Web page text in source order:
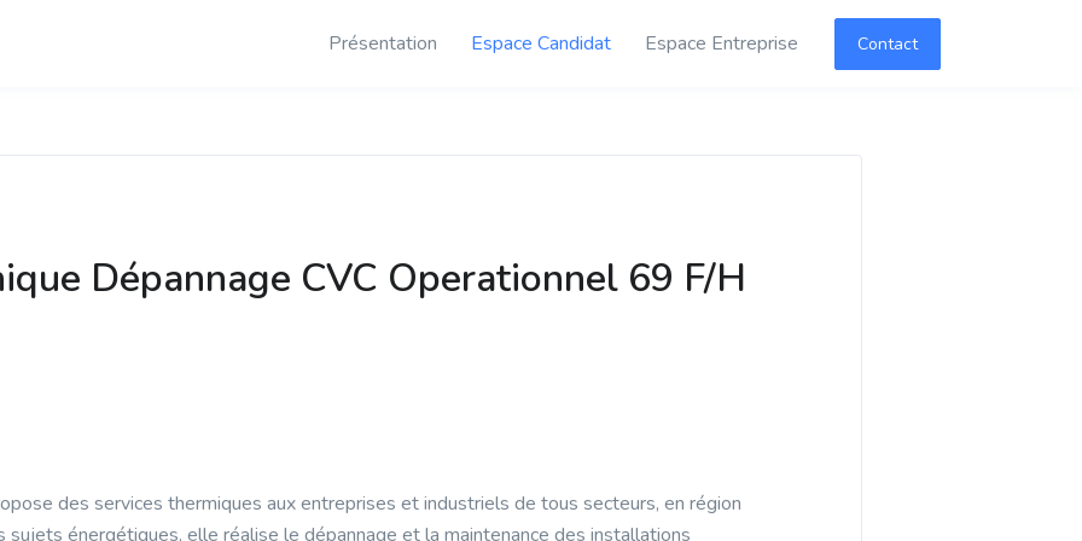
Présentation Espace Candidat Espace Entreprise Contact
Dépannage CVC Operationnel 69 F/H
des services thermiques aux entreprises et industriels de tous secteurs, en région
sujets énergétiques, elle réalise le dépannage et la maintenance des installations